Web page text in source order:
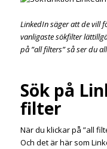
LinkedIn säger att de vill
vanligaste sökfilter
på ”all filters” så ser du
Sök på
filter
När du klickar på ”all
Och det är här som